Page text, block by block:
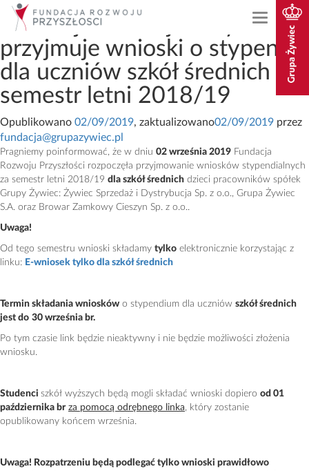
navigation
Fundacja Rozwoju Przyszłości
przyjmuje wnioski o stypendia
dla uczniów szkół średnich –
semestr letni 2018/19
Opublikowano 02/09/2019, zaktualizowano02/09/2019 przez
fundacja@grupazywiec.pl
Pragniemy poinformować, że w dniu 02 września 2019 Fundacja
Rozwoju Przyszłości rozpoczęła przyjmowanie wniosków stypendialnych
za semestr letni 2018/19 dla szkół średnich dzieci pracowników spółek
Grupy Żywiec: Żywiec Sprzedaż i Dystrybucja Sp. z o.o., Grupa Żywiec
S.A. oraz Browar Zamkowy Cieszyn Sp. z o.o..
Uwaga!
Od tego semestru wnioski składamy tylko elektronicznie korzystając z
linku: E-wniosek tylko dla szkół średnich
Termin składania wniosków o stypendium dla uczniów szkół średnich
jest do 30 września br.
Po tym czasie link będzie nieaktywny i nie będzie możliwości złożenia
wniosku.
Studenci szkół wyższych będą mogli składać wnioski dopiero od 01
października br za pomocą odrębnego linka, który zostanie
opublikowany końcem września.
Uwaga! Rozpatrzeniu będą podlegać tylko wnioski prawidłowo